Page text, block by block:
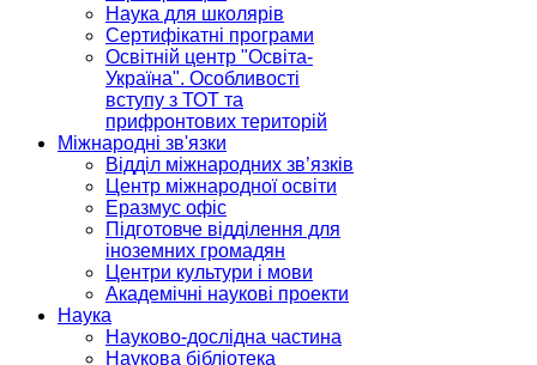
Наука для школярів
Сертифікатні програми
Освітній центр "Освіта-
Україна". Особливості
вступу з ТОТ та
прифронтових територій
Міжнародні зв'язки
Відділ міжнародних зв’язків
Центр міжнародної освіти
Еразмус офіс
Підготовче відділення для
іноземних громадян
Центри культури і мови
Академічні наукові проекти
Наука
Науково-дослідна частина
Наукова бібліотека